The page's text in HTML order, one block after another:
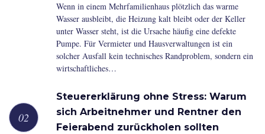
Wenn in einem Mehrfamilienhaus plötzlich das warme
Wasser ausbleibt, die Heizung kalt bleibt oder der Keller
unter Wasser steht, ist die Ursache häufig eine defekte
Pumpe. Für Vermieter und Hausverwaltungen ist ein
solcher Ausfall kein technisches Randproblem, sondern ein
wirtschaftliches…
Steuererklärung ohne Stress: Warum
sich Arbeitnehmer und Rentner den
Feierabend zurückholen sollten